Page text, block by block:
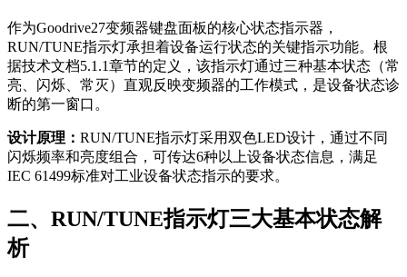
作为Goodrive27变频器键盘面板的核心状态指示器，
RUN/TUNE指示灯承担着设备运行状态的关键指示功能。根
据技术文档5.1.1章节的定义，该指示灯通过三种基本状态（常
亮、闪烁、常灭）直观反映变频器的工作模式，是设备状态诊
断的第一窗口。
设计原理： RUN/TUNE指示灯采用双色LED设计，通过不同
闪烁频率和亮度组合，可传达6种以上设备状态信息，满足
IEC 61499标准对工业设备状态指示的要求。
二、RUN/TUNE指示灯三大基本状态解
析